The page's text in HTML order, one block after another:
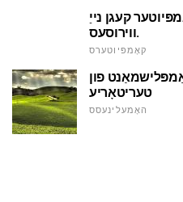
קעגן נייַ
ווירוסעס.
קאָמפּיוטערס
פון
טעריטאָריע
האָמעלינעסס